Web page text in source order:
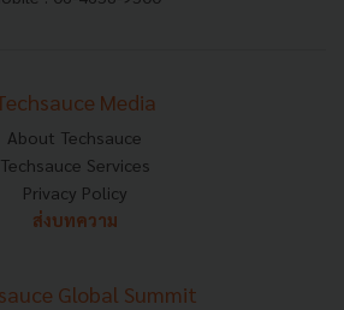
Media
About Techsauce
Techsauce Services
Privacy Policy
ส่งบทความ
Global Summit